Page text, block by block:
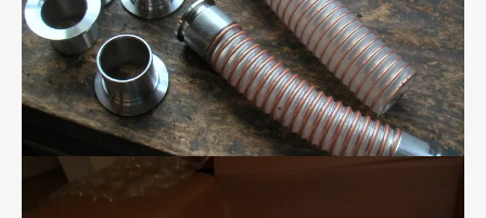
Superhochdruck- schlauchleitung bis 2800bar